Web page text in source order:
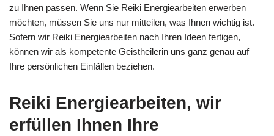
zu Ihnen passen. Wenn Sie Reiki Energiearbeiten erwerben
möchten, müssen Sie uns nur mitteilen, was Ihnen wichtig ist.
Sofern wir Reiki Energiearbeiten nach Ihren Ideen fertigen,
können wir als kompetente Geistheilerin uns ganz genau auf
Ihre persönlichen Einfällen beziehen.
Reiki Energiearbeiten, wir
erfüllen Ihnen Ihre